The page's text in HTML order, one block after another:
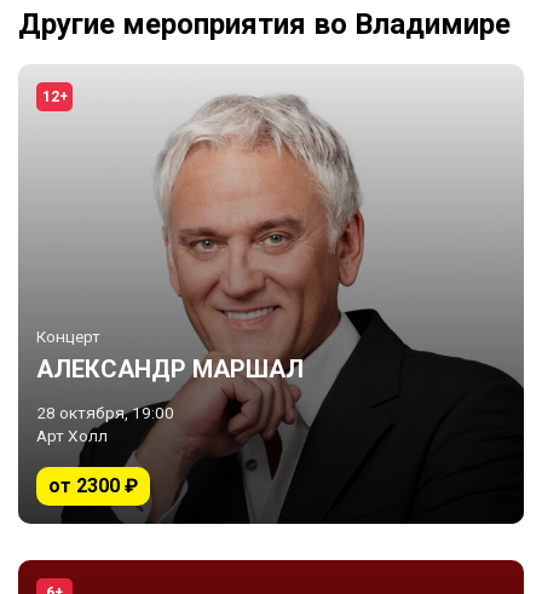
Другие мероприятия во Владимире
12+
Концерт
АЛЕКСАНДР МАРШАЛ
28 октября, 19:00
Арт Холл
от 2300 ₽